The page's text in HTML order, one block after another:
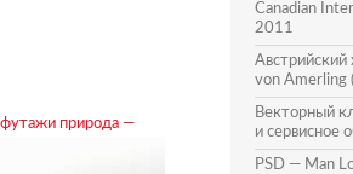
футажи природа —
Canadian
2011
Австрийский
von
Векторный
и сервисное
PSD — Man